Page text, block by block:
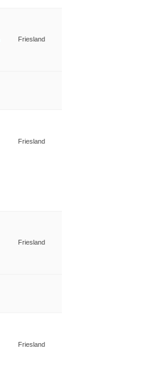
Friesland
Friesland
Friesland
Friesland